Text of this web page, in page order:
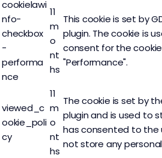
cookielawi
nfo-
checkbox
-
performa
nce
11
m
o
nt
hs
This cookie is set by
plugin. The cookie is
consent for the
"Performance".
viewed_c
ookie_poli
cy
11
m
o
nt
hs
The cookie is set by
plugin and is used to
has consented to the
not store any